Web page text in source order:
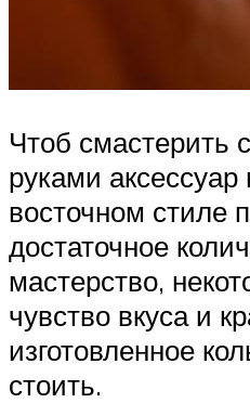
Чтоб смастерить
руками
восточном стиле
достаточное
мастерство,
чувство вкуса и
изготовленное
стоить.